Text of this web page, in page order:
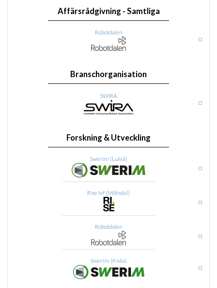
Affärsrådgivning - Samtliga
Robotdalen
Branschorganisation
SWIRA
Forskning & Utveckling
Swerim (Luleå)
Rise Ivf (Mölndal)
Robotdalen
Swerim (Kista)